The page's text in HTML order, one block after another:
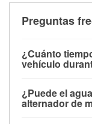
Preguntas
¿Cuánto
vehículo
alimentar
limitado, pero el
¿Puede el
alternador de